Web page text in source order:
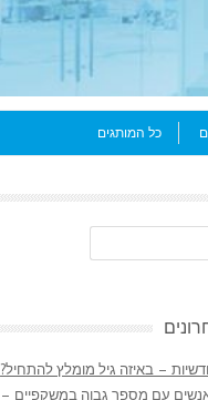
כל המותגים
– באיזה גיל מומלץ להתחיל?
עם מספר גבוה במשקפיים –